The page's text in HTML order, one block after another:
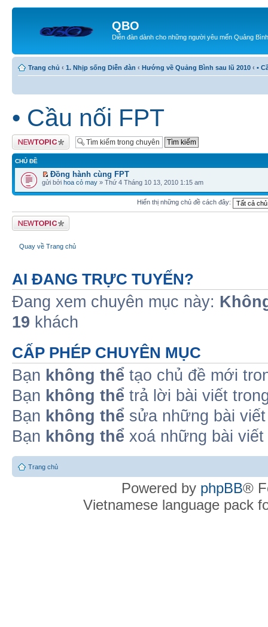
QBO
Diễn đàn dành cho những người yêu mến Quảng Bình
Trang chủ ‹ 1. Nhịp sống Diễn đàn ‹ Hướng về Quảng Bình sau lũ 2010 ‹ •
• Cầu nối FPT
Tạo chủ đề mới
CHỦ ĐỀ
Đồng hành cùng FPT
gửi bởi hoa cỏ may » Thứ 4 Tháng 10 13, 2010 1:15 am
Hiển thị những chủ đề cách đây:
Tạo chủ đề mới
Quay về Trang chủ
AI ĐANG TRỰC TUYẾN?
Đang xem chuyên mục này:
19 khách
CẤP PHÉP CHUYÊN MỤC
Bạn không thể tạo chủ đề mới
Bạn không thể trả lời bài viết
Bạn không thể sửa những bài
Bạn không thể xoá những bài
Trang chủ
Powered by phpBB®
Vietnamese language pack